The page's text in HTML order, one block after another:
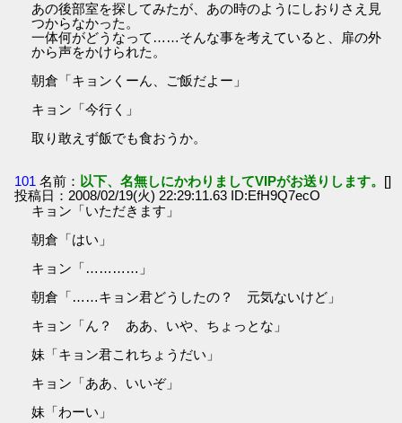
あの後部室を探してみたが、あの時のようにしおりさえ見
つからなかった。
一体何がどうなって……そんな事を考えていると、扉の外
から声をかけられた。
朝倉「キョンくーん、ご飯だよー」
キョン「今行く」
取り敢えず飯でも食おうか。
101 名前： 以下、名無しにかわりましてVIPがお送りします。 []
投稿日：2008/02/19(火) 22:29:11.63 ID:EfH9Q7ecO
キョン「いただきます」
朝倉「はい」
キョン「…………」
朝倉「……キョン君どうしたの？ 元気ないけど」
キョン「ん？ ああ、いや、ちょっとな」
妹「キョン君これちょうだい」
キョン「ああ、いいぞ」
妹「わーい」